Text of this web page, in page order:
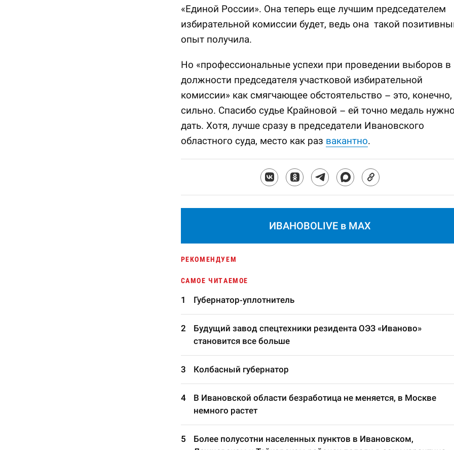
«Единой России». Она теперь еще лучшим председателем
избирательной комиссии будет, ведь она такой
опыт получила.
Но «профессиональные успехи при проведении выборов в
должности председателя участковой избирательной
комиссии» как смягчающее обстоятельство – это, конечно,
сильно. Спасибо судье Крайновой – ей точно медаль
дать. Хотя, лучше сразу в председатели Ивановского
областного суда, место как раз вакантно.
ИВАНОВОLIVE в MAX
РЕКОМЕНДУЕМ
САМОЕ ЧИТАЕМОЕ
Губернатор-уплотнитель
Будущий завод спецтехники резидента ОЭЗ «Иваново»
становится все больше
Колбасный губернатор
В Ивановской области безработица не меняется, в Москве
немного растет
Более полусотни населенных пунктов в Ивановском,